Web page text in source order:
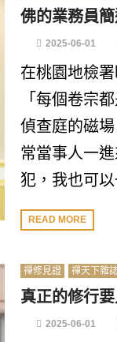
佛的業務員
2025-06-01
在桃園地檢
「每個卷宗
偵查庭的磁
常當事人一
犯，我也可以
READ MORE
禪修見證 禪天下雜
真正的修行
2025-06-01